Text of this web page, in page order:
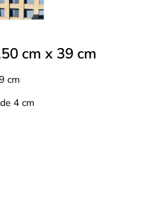
cm x 39 cm
cm
4 cm